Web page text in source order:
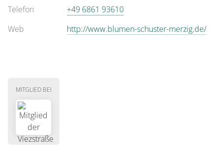
Telefon
+49 6861 93610
Web
http://www.blumen-schuster-merzig.de/
MITGLIED BEI